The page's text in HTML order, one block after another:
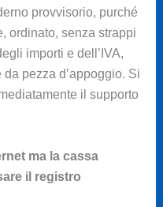
provvisorio, purché
ordinato, senza strappi
importi e dell’IVA,
pezza d’appoggio. Si
il supporto
ma la cassa
il registro